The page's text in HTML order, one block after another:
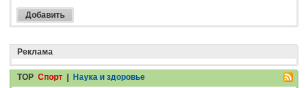
Реклама
TOP Спорт | Наука и здоровье